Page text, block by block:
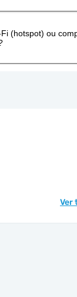
(hotspot) ou
Ver